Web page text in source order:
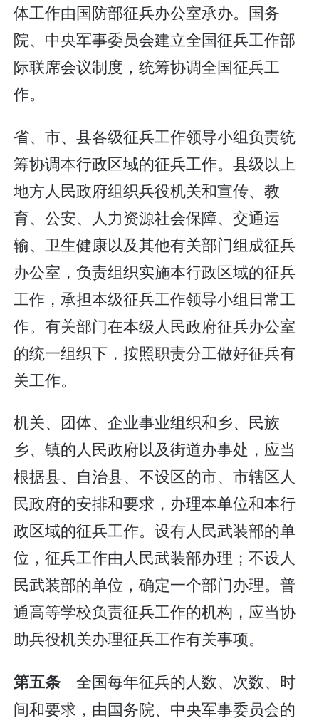
体工作由国防部征兵办公室承办。国务
院、中央军事委员会建立全国征兵工作部
际联席会议制度，统筹协调全国征兵工
作。
省、市、县各级征兵工作领导小组负责统
筹协调本行政区域的征兵工作。县级以上
地方人民政府组织兵役机关和宣传、教
育、公安、人力资源社会保障、交通运
输、卫生健康以及其他有关部门组成征兵
办公室，负责组织实施本行政区域的征兵
工作，承担本级征兵工作领导小组日常工
作。有关部门在本级人民政府征兵办公室
的统一组织下，按照职责分工做好征兵有
关工作。
机关、团体、企业事业组织和乡、民族
乡、镇的人民政府以及街道办事处，应当
根据县、自治县、不设区的市、市辖区人
民政府的安排和要求，办理本单位和本行
政区域的征兵工作。设有人民武装部的单
位，征兵工作由人民武装部办理；不设人
民武装部的单位，确定一个部门办理。普
通高等学校负责征兵工作的机构，应当协
助兵役机关办理征兵工作有关事项。
第五条 全国每年征兵的人数、次数、时
间和要求，由国务院、中央军事委员会的